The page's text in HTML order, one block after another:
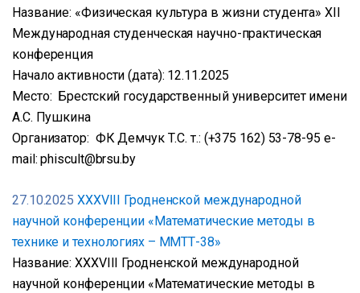
Название: «Физическая культура в жизни студента» XII
Международная студенческая научно-практическая
конференция
Начало активности (дата): 12.11.2025
Место: Брестский государственный университет имени
А.С. Пушкина
Организатор: ФК Демчук Т.С. т.: (+375 162) 53-78-95 e-
mail: phiscult@brsu.by
27.10.2025 XXXVIII Гродненской международной
научной конференции «Математические методы в
технике и технологиях – ММТТ-38»
Название: XXXVIII Гродненской международной
научной конференции «Математические методы в